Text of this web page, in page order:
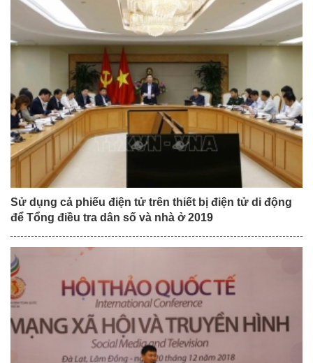
Sử dụng cả phiếu điện tử trên thiết bị điện tử di động
để Tổng điều tra dân số và nhà ở 2019